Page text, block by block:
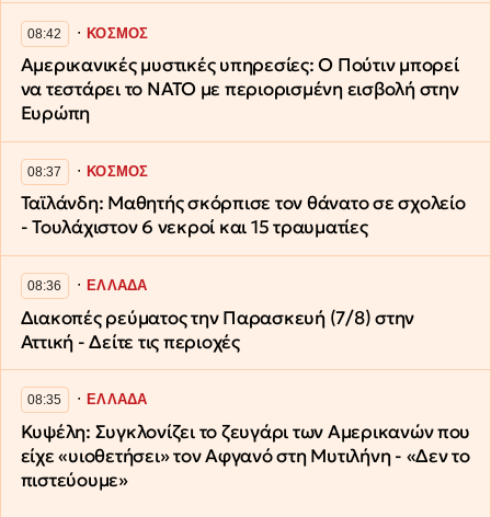
08:42 ∙ΚΟΣΜΟΣ
Αμερικανικές μυστικές υπηρεσίες: Ο Πούτιν μπορεί
να τεστάρει το ΝΑΤΟ με περιορισμένη εισβολή στην
Ευρώπη
08:37 ∙ΚΟΣΜΟΣ
Ταϊλάνδη: Μαθητής σκόρπισε τον θάνατο σε σχολείο
- Τουλάχιστον 6 νεκροί και 15 τραυματίες
08:36 ∙ΕΛΛΑΔΑ
Διακοπές ρεύματος την Παρασκευή (7/8) στην
Αττική - Δείτε τις περιοχές
08:35 ∙ΕΛΛΑΔΑ
Κυψέλη: Συγκλονίζει το ζευγάρι των Αμερικανών που
είχε «υιοθετήσει» τον Αφγανό στη Μυτιλήνη - «Δεν το
πιστεύουμε»